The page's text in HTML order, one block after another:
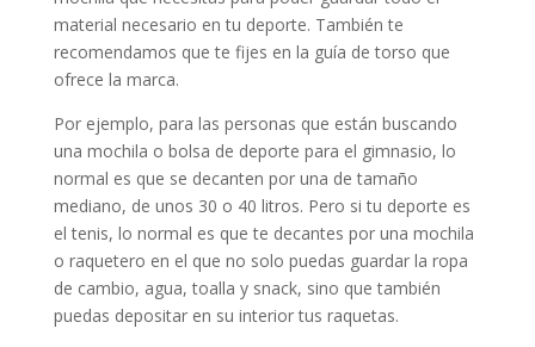
material necesario en tu deporte. También te
recomendamos que te fijes en la guía de torso que
ofrece la marca.
Por ejemplo, para las personas que están buscando
una mochila o bolsa de deporte para el gimnasio, lo
normal es que se decanten por una de tamaño
mediano, de unos 30 o 40 litros. Pero si tu deporte es
el tenis, lo normal es que te decantes por una mochila
o raquetero en el que no solo puedas guardar la ropa
de cambio, agua, toalla y snack, sino que también
puedas depositar en su interior tus raquetas.